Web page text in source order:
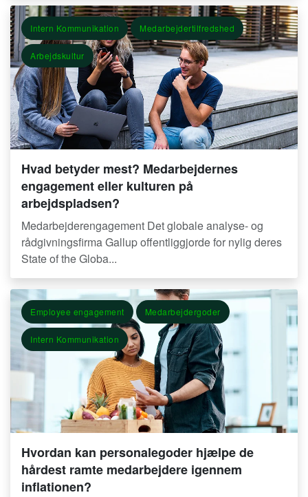
Intern Kommunikation Medarbejdertilfredshed
Arbejdskultur
Hvad betyder mest? Medarbejdernes
engagement eller kulturen på
arbejdspladsen?
Medarbejderengagement Det globale analyse- og
rådgivningsfirma Gallup offentliggjorde for nylig deres
State of the Globa...
Employee engagement Medarbejdergoder
Intern Kommunikation
Hvordan kan personalegoder hjælpe de
hårdest ramte medarbejdere igennem
inflationen?